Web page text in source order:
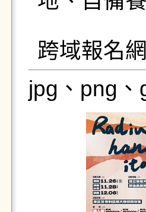
跨域報名網
jpg、png